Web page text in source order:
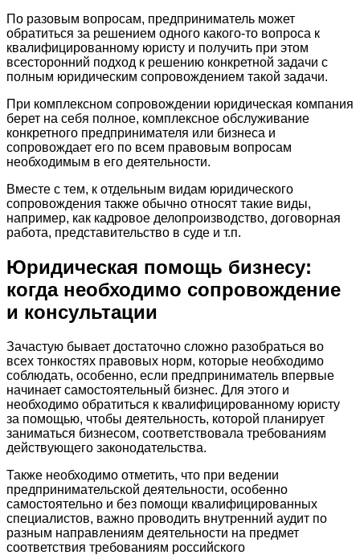
По разовым вопросам, предприниматель может
обратиться за решением одного какого-то вопроса к
квалифицированному юристу и получить при этом
всесторонний подход к решению конкретной задачи с
полным юридическим сопровождением такой задачи.
При комплексном сопровождении юридическая компания
берет на себя полное, комплексное обслуживание
конкретного предпринимателя или бизнеса и
сопровождает его по всем правовым вопросам
необходимым в его деятельности.
Вместе с тем, к отдельным видам юридического
сопровождения также обычно относят такие виды,
например, как кадровое делопроизводство, договорная
работа, представительство в суде и т.п.
Юридическая помощь бизнесу:
когда необходимо сопровождение
и консультации
Зачастую бывает достаточно сложно разобраться во
всех тонкостях правовых норм, которые необходимо
соблюдать, особенно, если предприниматель впервые
начинает самостоятельный бизнес. Для этого и
необходимо обратиться к квалифицированному юристу
за помощью, чтобы деятельность, которой планирует
заниматься бизнесом, соответствовала требованиям
действующего законодательства.
Также необходимо отметить, что при ведении
предпринимательской деятельности, особенно
самостоятельно и без помощи квалифицированных
специалистов, важно проводить внутренний аудит по
разным направлениям деятельности на предмет
соответствия требованиям российского